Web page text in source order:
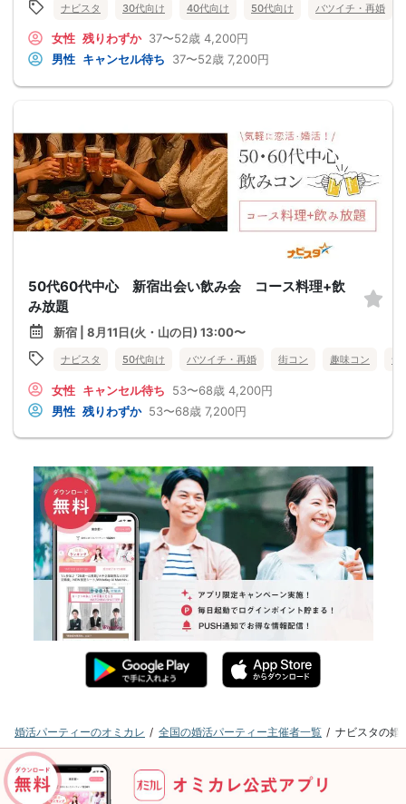
ナビスタ 30代向け 40代向け 50代向け バツイチ・再婚
女性 残りわずか 37〜52歳 4,200円
男性 キャンセル待ち 37〜52歳 7,200円
50代60代中心 新宿出会い飲み会 コース料理+飲
み放題
新宿 | 8月11日(火・山の日) 13:00〜
ナビスタ 50代向け バツイチ・再婚 街コン 趣味コン 食
女性 キャンセル待ち 53〜68歳 4,200円
男性 残りわずか 53〜68歳 7,200円
婚活パーティーのオミカレ 全国の婚活パーティー主催者一覧 ナビスタの婚